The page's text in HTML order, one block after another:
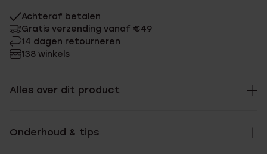
Achteraf betalen
Gratis verzending vanaf €49
14 dagen retourneren
138 winkels
Alles over dit product
Onderhoud & tips